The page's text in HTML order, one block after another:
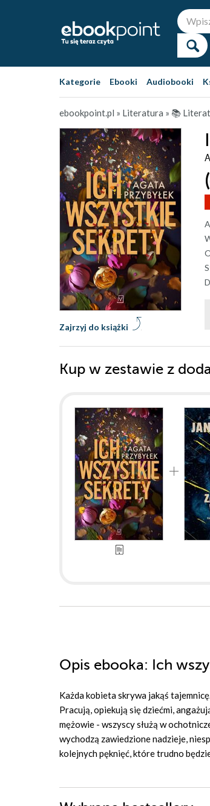
Kategorie Ebooki Audiobooki
ebookpoint.pl » Literatura » 📚
Zajrzyj do książki
Kup w zestawie z
Opis ebooka: Ich
Każda kobieta skrywa jakąś
Pracują, opiekują się dziećmi,
mężowie - wszyscy służą w
wychodzą zawiedzione nadzieje,
kolejnych pęknięć, które trudno